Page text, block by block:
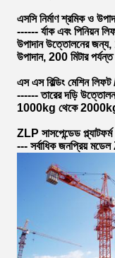
এসসি নির্মাণ শ্রমিক ও
------ র্যাক এবং পিনিয়ন
উপাদান উত্তোলনের
উপাদান, 200 মিটার
এস এস বিল্ডিং মেশিন
------ তারের দড়ি
1000kg থেকে 2000kg
ZLP সাসপেন্ডেড প্ল্যাটফর্ম
--- সর্বাধিক জনপ্রিয়